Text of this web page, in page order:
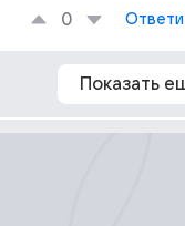
0
Показать